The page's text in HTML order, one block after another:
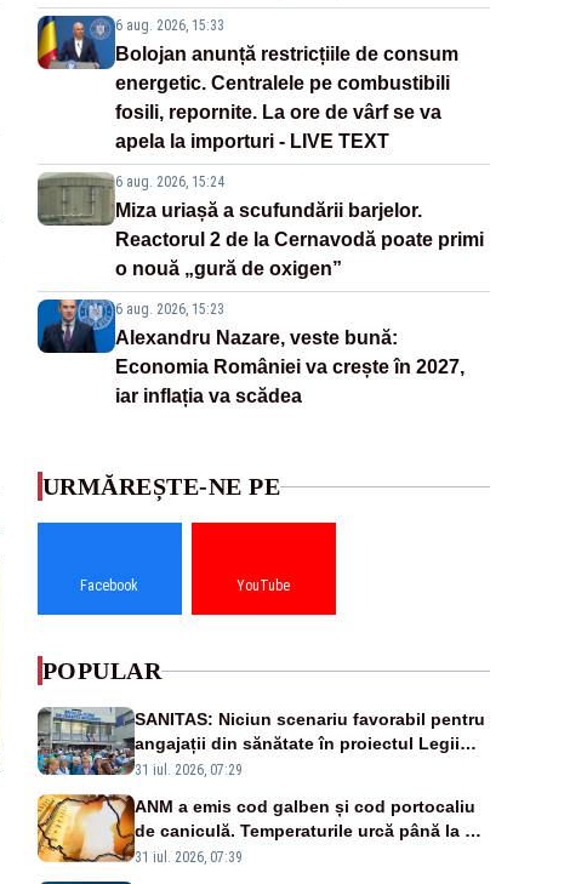
6 aug. 2026, 15:33
Bolojan anunță restricțiile de consum
energetic. Centralele pe combustibili
fosili, repornite. La ore de vârf se va
apela la importuri - LIVE TEXT
6 aug. 2026, 15:24
Miza uriașă a scufundării barjelor.
Reactorul 2 de la Cernavodă poate primi
o nouă „gură de oxigen”
6 aug. 2026, 15:23
Alexandru Nazare, veste bună:
Economia României va crește în 2027,
iar inflația va scădea
URMĂREȘTE-NE PE
Facebook YouTube
POPULAR
SANITAS: Niciun scenariu favorabil pentru
angajații din sănătate în proiectul Legii
salarizării
31 iul. 2026, 07:29
ANM a emis cod galben și cod portocaliu
de caniculă. Temperaturile urcă până la 38
de grade, iar nopțile devin tropicale
31 iul. 2026, 07:39